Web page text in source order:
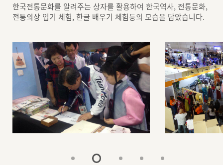
한국전통문화를 알려주는 상자를 활용하여 한국역사, 전통문화,
전통의상 입기 체험, 한글 배우기 체험등의 모습을 담았습니다.